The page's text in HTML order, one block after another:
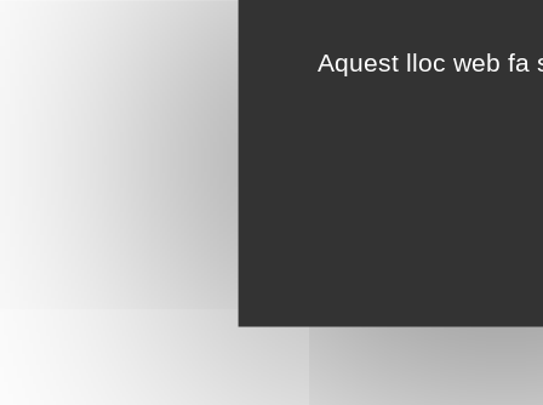
Aquest lloc web fa